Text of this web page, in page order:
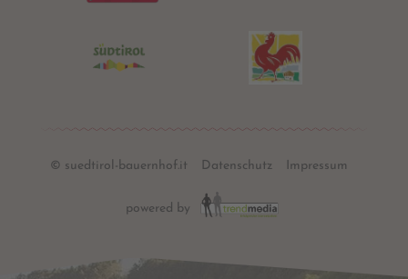
© suedtirol-bauernhof.it Datenschutz Impressum
powered by